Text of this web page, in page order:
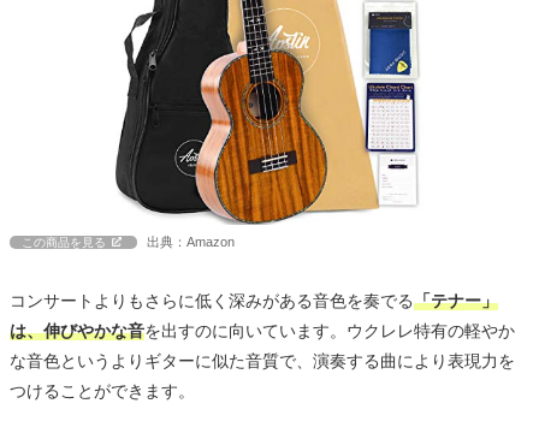
この商品を見る 出典：Amazon
コンサートよりもさらに低く深みがある音色を奏でる「テナー」
は、伸びやかな音を出すのに向いています。ウクレレ特有の軽やか
な音色というよりギターに似た音質で、演奏する曲により表現力を
つけることができます。